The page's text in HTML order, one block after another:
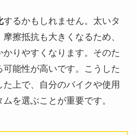
するかもしれません。太いタ
擦抵抗も大きくなるため、
りやすくなります。そのた
能性が高いです。こうした
上で、自分のバイクや使用
を選ぶことが重要です。